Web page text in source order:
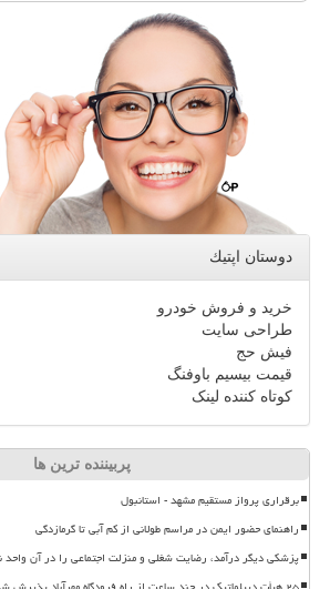
دوستان اپتیك
خرید و فروش خودرو
طراحی سایت
فیش حج
قیمت بیسیم باوفنگ
کوتاه کننده لینک
پربیننده ترین ها
برقراری پرواز مستقیم مشهد - استانبول
راهنمای حضور ایمن در مراسم طولانی از کم آبی تا گرمازدگی
پزشکی دیگر درآمد، رضایت شغلی و منزلت اجتماعی را در آن واحد